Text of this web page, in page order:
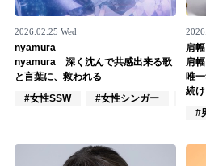
LINK
muevoクラウドファンディング
ぶいクラ！by muevo
2026.02.25 Wed
nyamura
nyamura 深く沈んで共感出来る歌
と言葉に、救われる
#女性SSW
#女性シンガー #作
肩
肩
唯
続
#